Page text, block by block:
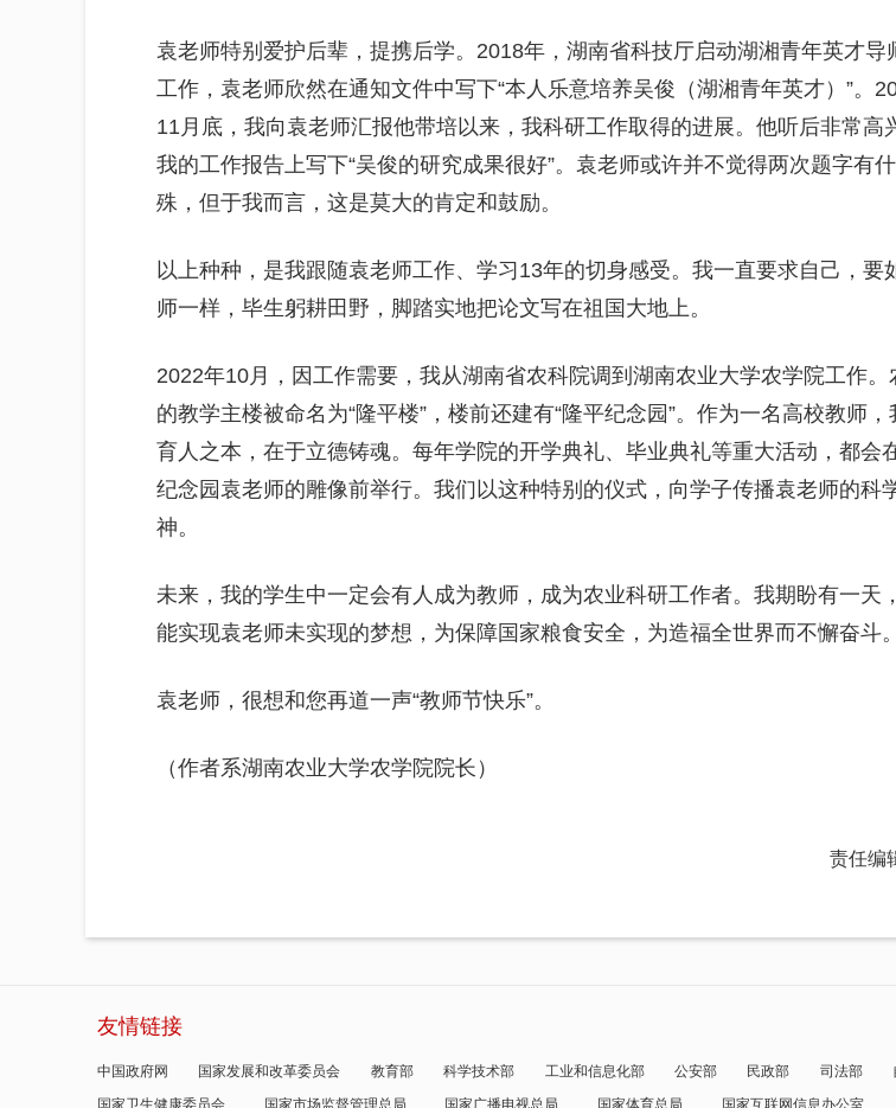
袁老师特别爱护后辈，提携后学。2018年，湖南省科技厅启动湖湘青年英才导
工作，袁老师欣然在通知文件中写下“本人乐意培养吴俊（湖湘青年英才）”。
11月底，我向袁老师汇报他带培以来，我科研工作取得的进展。他听后非常高
我的工作报告上写下“吴俊的研究成果很好”。袁老师或许并不觉得两次题字有
殊，但于我而言，这是莫大的肯定和鼓励。
以上种种，是我跟随袁老师工作、学习13年的切身感受。我一直要求自己，要
师一样，毕生躬耕田野，脚踏实地把论文写在祖国大地上。
2022年10月，因工作需要，我从湖南省农科院调到湖南农业大学农学院工作。
的教学主楼被命名为“隆平楼”，楼前还建有“隆平纪念园”。作为一名高校教师，
育人之本，在于立德铸魂。每年学院的开学典礼、毕业典礼等重大活动，都会
纪念园袁老师的雕像前举行。我们以这种特别的仪式，向学子传播袁老师的科
神。
未来，我的学生中一定会有人成为教师，成为农业科研工作者。我期盼有一天
能实现袁老师未实现的梦想，为保障国家粮食安全，为造福全世界而不懈奋斗。
袁老师，很想和您再道一声“教师节快乐”。
（作者系湖南农业大学农学院院长）
责任编
友情链接
中国政府网 国家发展和改革委员会 教育部 科学技术部 工业和信息化部 公安部 民政部 司法部
国家卫生健康委员会
国家市场监督管理总局 国家广播电视总局 国家体育总局 国家互联网信息办公室